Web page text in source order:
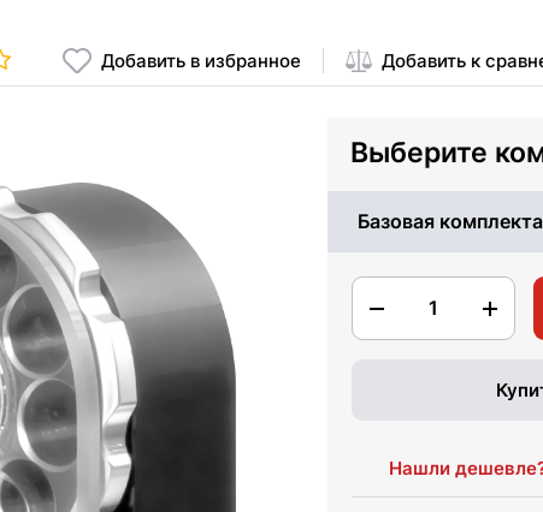
Добавить в избранное Добавить к
Выберите
Базовая
1
Нашли